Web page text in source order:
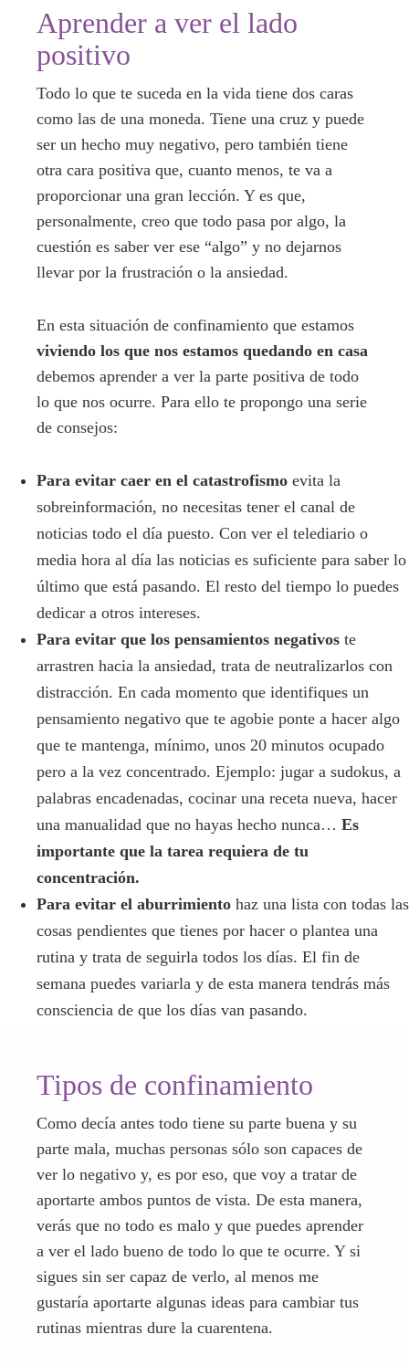
Aprender a ver el lado
positivo
Todo lo que te suceda en la vida tiene dos caras
como las de una moneda. Tiene una cruz y puede
ser un hecho muy negativo, pero también tiene
otra cara positiva que, cuanto menos, te va a
proporcionar una gran lección. Y es que,
personalmente, creo que todo pasa por algo, la
cuestión es saber ver ese “algo” y no dejarnos
llevar por la frustración o la ansiedad.
En esta situación de confinamiento que estamos
viviendo los que nos estamos quedando en casa
debemos aprender a ver la parte positiva de todo
lo que nos ocurre. Para ello te propongo una serie
de consejos:
Para evitar caer en el catastrofismo evita la
sobreinformación, no necesitas tener el canal de
noticias todo el día puesto. Con ver el telediario o
media hora al día las noticias es suficiente para saber lo
último que está pasando. El resto del tiempo lo puedes
dedicar a otros intereses.
Para evitar que los pensamientos negativos te
arrastren hacia la ansiedad, trata de neutralizarlos con
distracción. En cada momento que identifiques un
pensamiento negativo que te agobie ponte a hacer algo
que te mantenga, mínimo, unos 20 minutos ocupado
pero a la vez concentrado. Ejemplo: jugar a sudokus, a
palabras encadenadas, cocinar una receta nueva, hacer
una manualidad que no hayas hecho nunca… Es
importante que la tarea requiera de tu
concentración.
Para evitar el aburrimiento haz una lista con todas las
cosas pendientes que tienes por hacer o plantea una
rutina y trata de seguirla todos los días. El fin de
semana puedes variarla y de esta manera tendrás más
consciencia de que los días van pasando.
Tipos de confinamiento
Como decía antes todo tiene su parte buena y su
parte mala, muchas personas sólo son capaces de
ver lo negativo y, es por eso, que voy a tratar de
aportarte ambos puntos de vista. De esta manera,
verás que no todo es malo y que puedes aprender
a ver el lado bueno de todo lo que te ocurre. Y si
sigues sin ser capaz de verlo, al menos me
gustaría aportarte algunas ideas para cambiar tus
rutinas mientras dure la cuarentena.